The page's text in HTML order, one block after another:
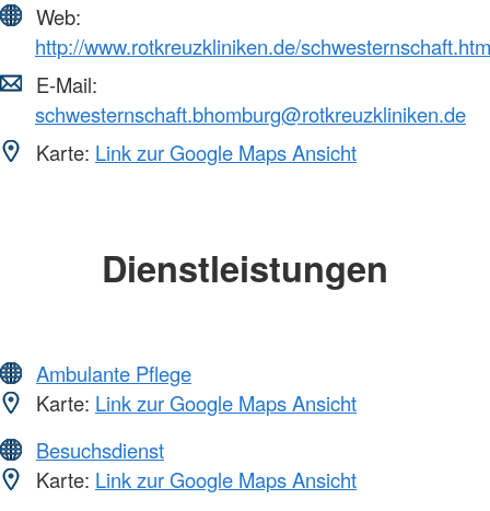
Web:
http://www.rotkreuzkliniken.de/
E-Mail:
schwesternschaft.bhomburg@rotkreuzkliniken.de
Karte: Link zur Google Maps Ansicht
Dienstleistungen
Ambulante Pflege
Karte: Link zur Google Maps Ansicht
Besuchsdienst
Karte: Link zur Google Maps Ansicht